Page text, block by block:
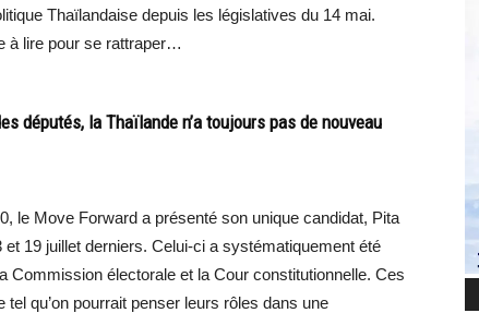
Thaïlandaise depuis les législatives du 14 mai.
à lire pour se rattraper…
députés, la Thaïlande n’a toujours pas de nouveau
le Move Forward a présenté son unique candidat, Pita
19 juillet derniers. Celui-ci a systématiquement été
Commission électorale et la Cour constitutionnelle. Ces
qu’on pourrait penser leurs rôles dans une